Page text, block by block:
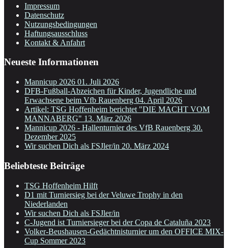
Impressum
Datenschutz
Nutzungsbedingungen
Haftungsausschluss
Kontakt & Anfahrt
Neueste Informationen
Mannicup 2026 01. Juli 2026
DFB-Fußball-Abzeichen für Kinder, Jugendliche und
Erwachsene beim Vfb Rauenberg 04. April 2026
Artikel: TSG Hoffenheim berichtet "DIE MACHT VOM
MANNABERG" 13. März 2026
Mannicup 2026 - Hallenturnier des VfB Rauenberg 30.
Dezember 2025
Wir suchen Dich als FSJler/in 20. März 2024
Beliebteste Beiträge
TSG Hoffenheim Hilft
D1 mit Turniersieg bei der Veluwe Trophy in den
Niederlanden
Wir suchen Dich als FSJler/in
C-Jugend ist Turniersieger bei der Copa de Cataluña 2023
Volker-Beushausen-Gedächtnisturnier um den OFFICE MIX-
Cup Sommer 2023